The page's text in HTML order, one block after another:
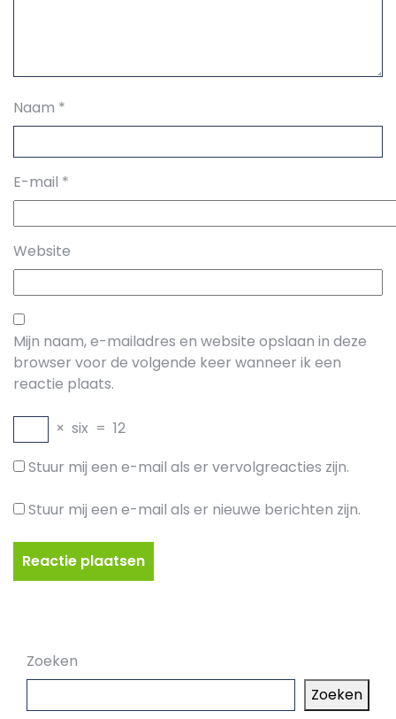
Naam *
E-mail *
Website
Mijn naam, e-mailadres en website opslaan in deze
browser voor de volgende keer wanneer ik een
reactie plaats.
× six = 12
Stuur mij een e-mail als er vervolgreacties zijn.
Stuur mij een e-mail als er nieuwe berichten zijn.
Zoeken
Zoeken